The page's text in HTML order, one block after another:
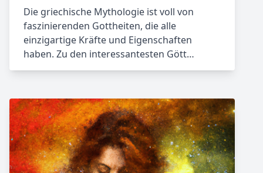
Die griechische Mythologie ist voll von
faszinierenden Gottheiten, die alle
einzigartige Kräfte und Eigenschaften
haben. Zu den interessantesten Gött…